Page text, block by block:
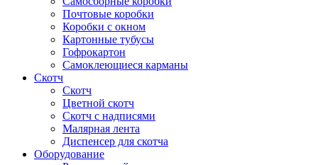
Почтовые коробки
Коробки с окном
Картонные тубусы
Гофрокартон
Самоклеющиеся карманы
Скотч
Скотч
Цветной скотч
Скотч с надписями
Малярная лента
Диспенсер для скотча
Оборудование